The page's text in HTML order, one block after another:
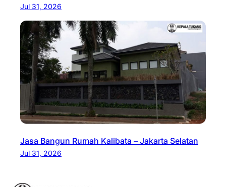
Jul 31, 2026
Jasa Bangun Rumah Kalibata – Jakarta Selatan
Jul 31, 2026